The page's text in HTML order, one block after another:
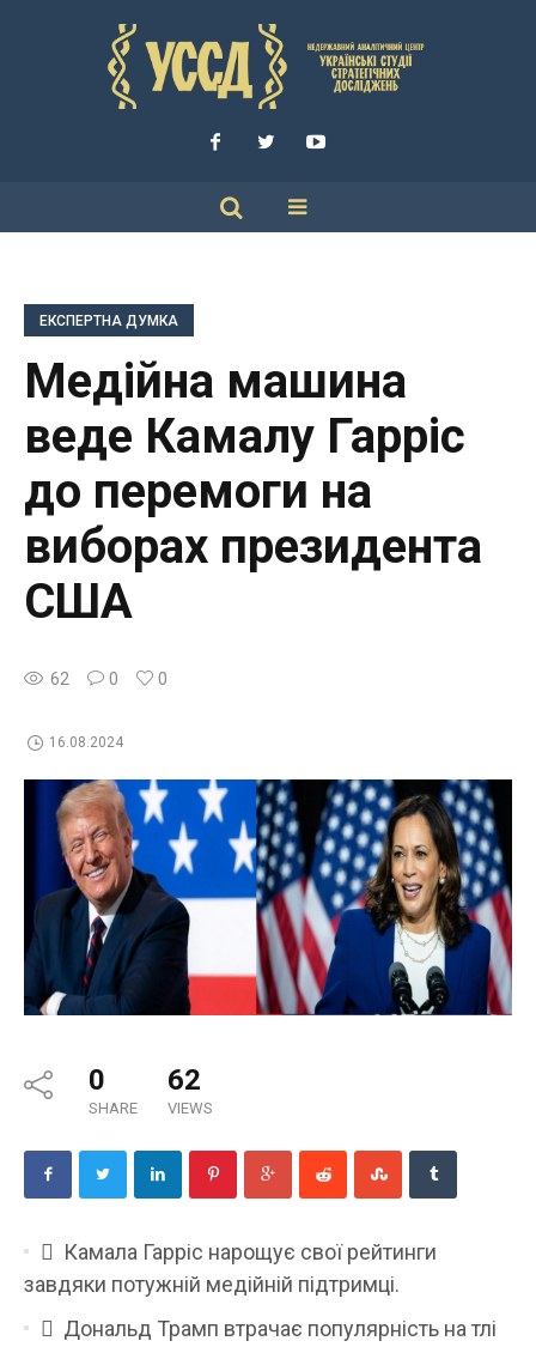
ЕКСПЕРТНА ДУМКА
Медійна машина
веде Камалу Гарріс
до перемоги на
виборах президента
США
62 0 0
16.08.2024
0
SHARE
62
VIEWS
 Камала Гарріс нарощує свої рейтинги
завдяки потужній медійній підтримці.
 Дональд Трамп втрачає популярність на тлі